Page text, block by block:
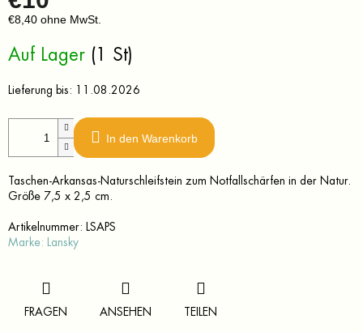
€8,40 ohne MwSt.
Auf Lager (1 St)
Lieferung bis: 11.08.2026
In den Warenkorb
Taschen-Arkansas-Naturschleifstein zum Notfallschärfen in der Natur.
Größe 7,5 x 2,5 cm.
Artikelnummer: LSAPS
Marke:
Lansky
FRAGEN ANSEHEN TEILEN